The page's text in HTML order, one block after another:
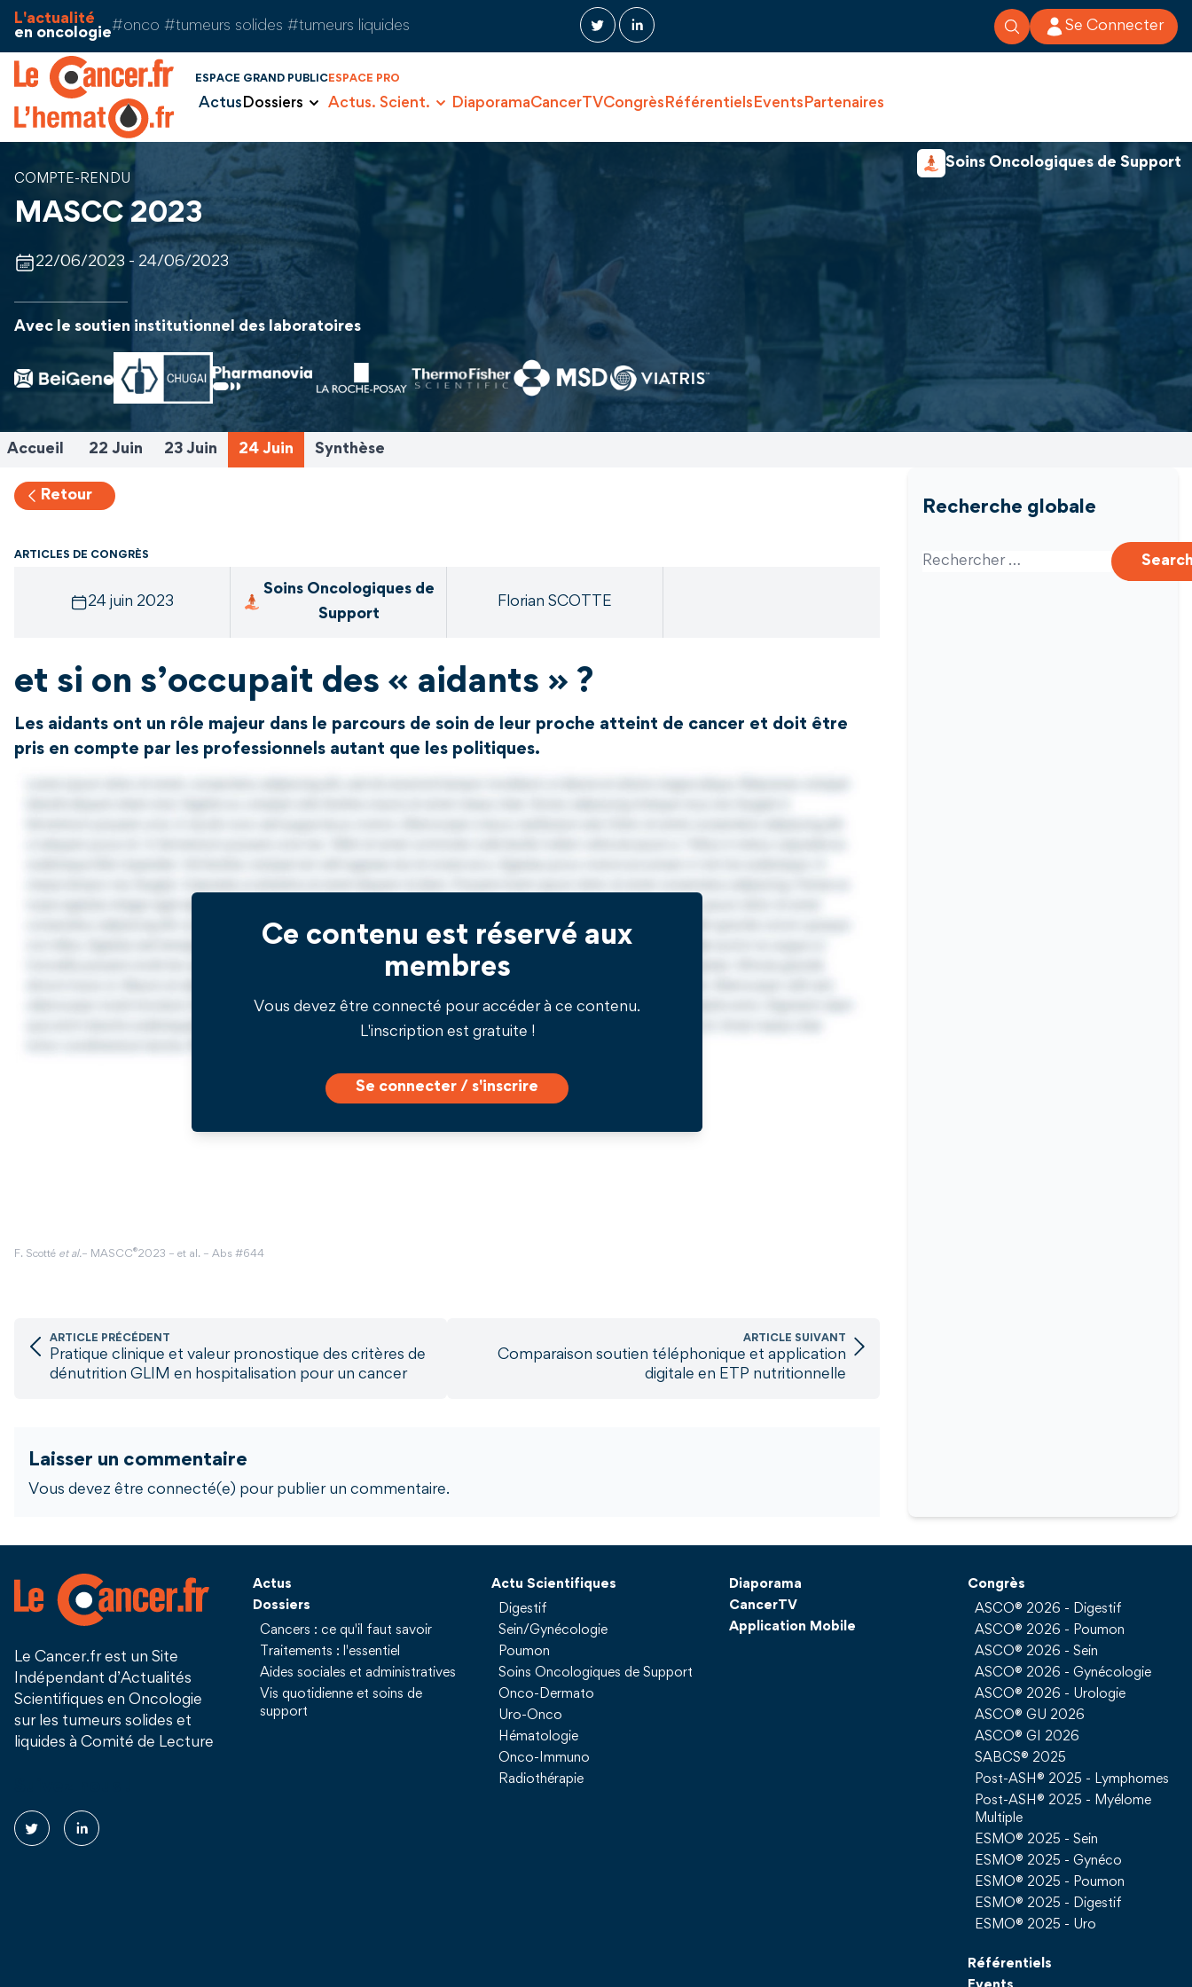
Aller au contenu
L'actualité
en oncologie#onco #tumeurs solides #tumeurs liquides Se Connecter
ESPACE GRAND PUBLIC
ActusDossiers
ESPACE PRO
Actus. Scient. DiaporamaCancerTVCongrèsRéférentielsEventsPartenaires
Soins Oncologiques de Support
COMPTE-RENDU
MASCC 2023
22/06/2023 - 24/06/2023
Avec le soutien institutionnel des laboratoires
Accueil 22 Juin 23 Juin 24 Juin Synthèse
Retour
ARTICLES DE CONGRÈS
24 juin 2023
Soins Oncologiques de
Support
Florian SCOTTE
et si on s’occupait des « aidants » ?
Les aidants ont un rôle majeur dans le parcours de soin de leur proche atteint de cancer et doit être
pris en compte par les professionnels autant que les politiques.
Ce contenu est réservé aux
membres
Vous devez être connecté pour accéder à ce contenu.
L'inscription est gratuite !
Se connecter / s'inscrire
F. Scotté et al.– MASCC®2023 – et al. – Abs #644
ARTICLE PRÉCÉDENT
Pratique clinique et valeur pronostique des critères de
dénutrition GLIM en hospitalisation pour un cancer
ARTICLE SUIVANT
Comparaison soutien téléphonique et application
digitale en ETP nutritionnelle
Laisser un commentaire
Vous devez être connecté(e) pour publier un commentaire.
Recherche globale
Search for:
Le Cancer.fr est un Site
Indépendant d’Actualités
Scientifiques en Oncologie
sur les tumeurs solides et
liquides à Comité de Lecture
Actus
Dossiers
Cancers : ce qu'il faut savoir
Traitements : l'essentiel
Aides sociales et administratives
Vis quotidienne et soins de
support
Actu Scientifiques
Digestif
Sein/Gynécologie
Poumon
Soins Oncologiques de Support
Onco-Dermato
Uro-Onco
Hématologie
Onco-Immuno
Radiothérapie
Diaporama
CancerTV
Application Mobile
Congrès
ASCO® 2026 - Digestif
ASCO® 2026 - Poumon
ASCO® 2026 - Sein
ASCO® 2026 - Gynécologie
ASCO® 2026 - Urologie
ASCO® GU 2026
ASCO® GI 2026
SABCS® 2025
Post-ASH® 2025 - Lymphomes
Post-ASH® 2025 - Myélome
Multiple
ESMO® 2025 - Sein
ESMO® 2025 - Gynéco
ESMO® 2025 - Poumon
ESMO® 2025 - Digestif
ESMO® 2025 - Uro
Référentiels
Panneau de gestion des cookies